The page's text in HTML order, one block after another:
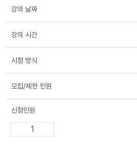
강의 날짜
강의 시간
시청 방식
모집/제한 인원
신청인원